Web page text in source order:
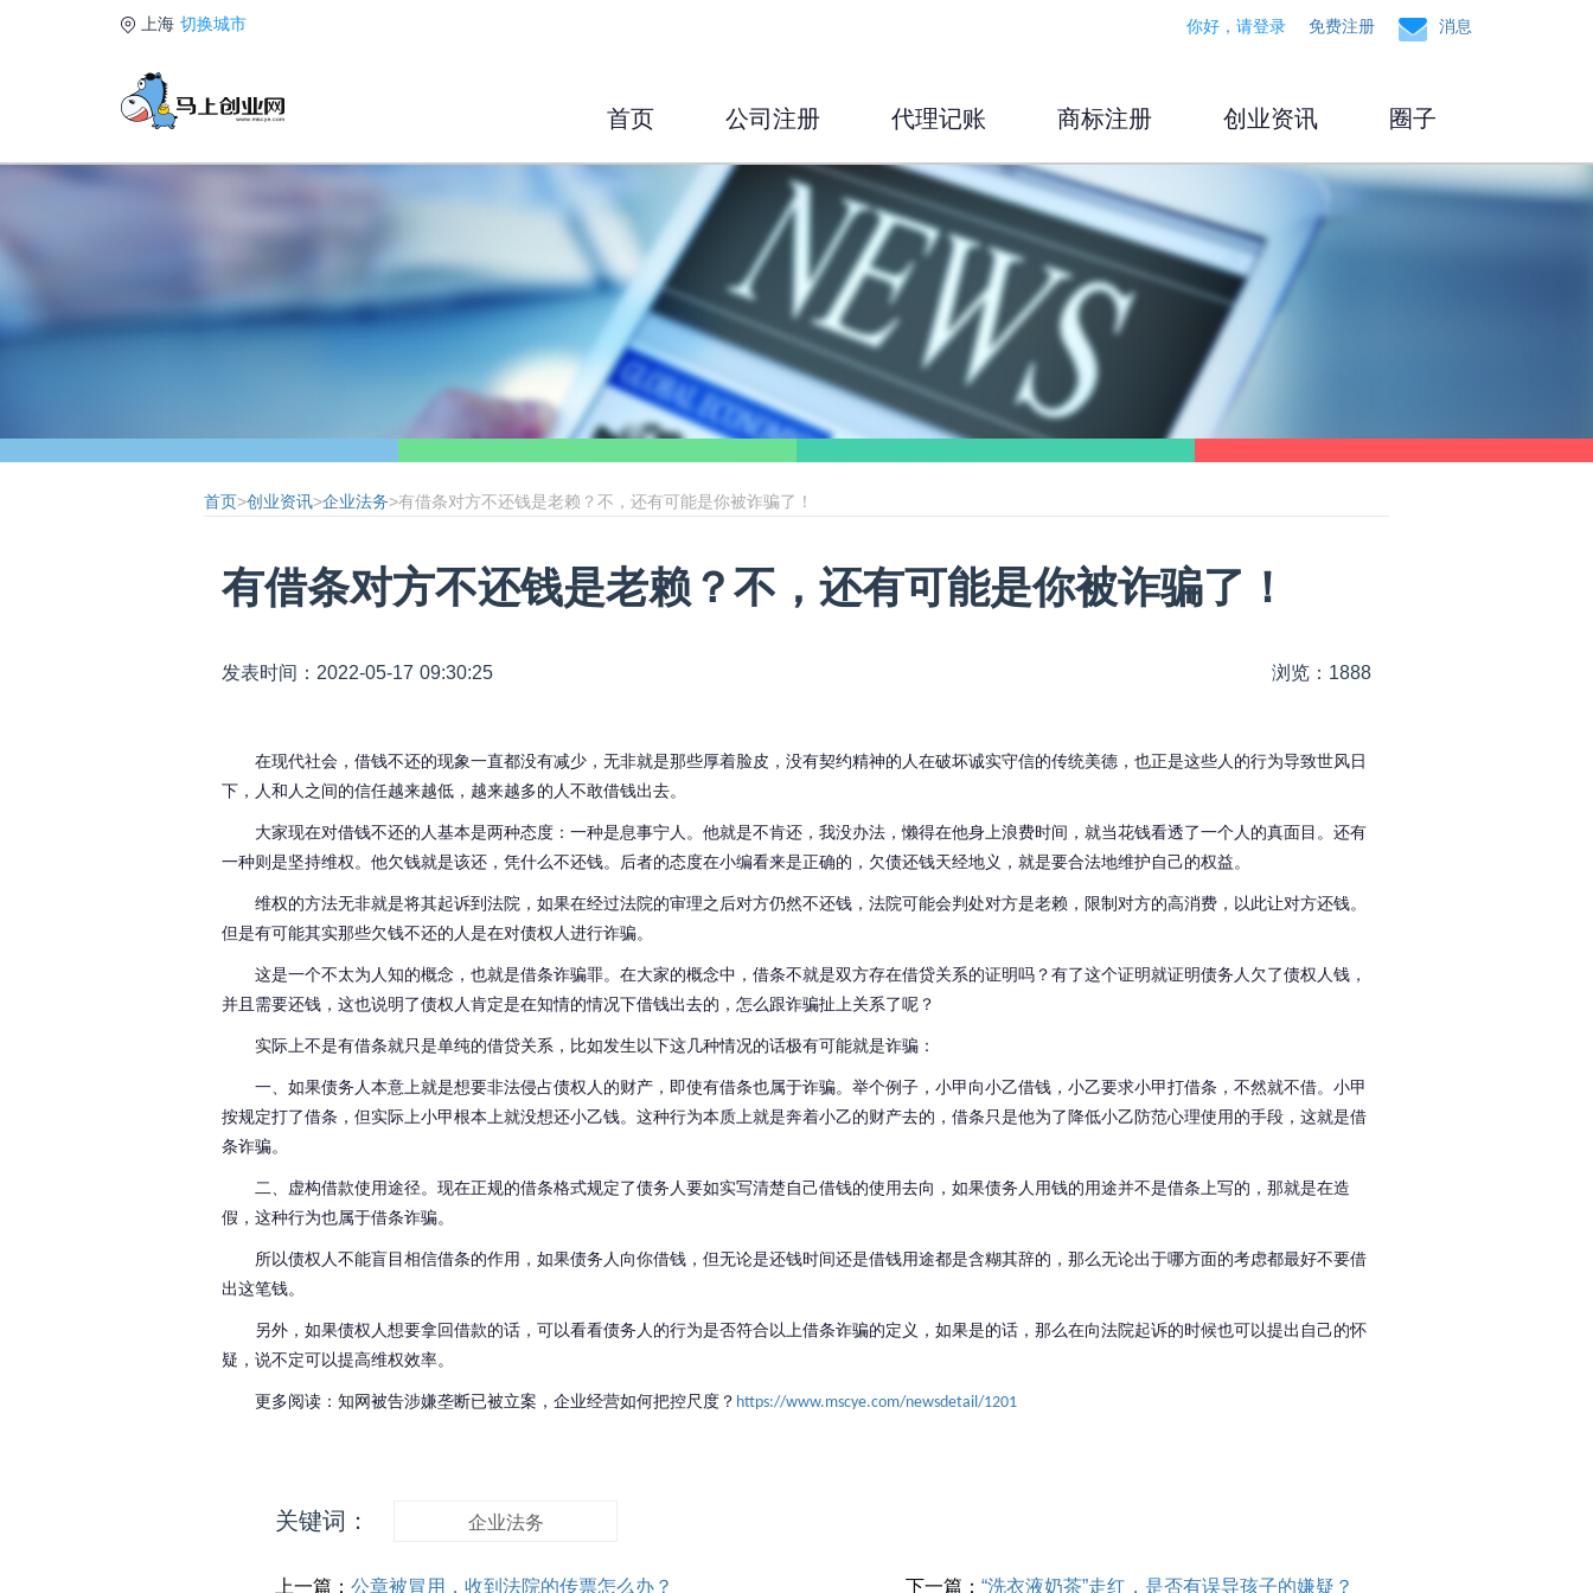
上海 切换城市 你好，请登录 免费注册 消息
首页 公司注册 代理记账 商标注册 创业资讯 圈子
首页>创业资讯>企业法务>有借条对方不还钱是老赖？不，还有可能是你被诈骗了！
有借条对方不还钱是老赖？不，还有可能是你被诈骗了！
发表时间：2022-05-17 09:30:25 浏览：1888
在现代社会，借钱不还的现象一直都没有减少，无非就是那些厚着脸皮，没有契约精神的人在破坏诚实守信的传统美德，也正是这些人的行为导致世风日
下，人和人之间的信任越来越低，越来越多的人不敢借钱出去。
大家现在对借钱不还的人基本是两种态度：一种是息事宁人。他就是不肯还，我没办法，懒得在他身上浪费时间，就当花钱看透了一个人的真面目。还有
一种则是坚持维权。他欠钱就是该还，凭什么不还钱。后者的态度在小编看来是正确的，欠债还钱天经地义，就是要合法地维护自己的权益。
维权的方法无非就是将其起诉到法院，如果在经过法院的审理之后对方仍然不还钱，法院可能会判处对方是老赖，限制对方的高消费，以此让对方还钱。
但是有可能其实那些欠钱不还的人是在对债权人进行诈骗。
这是一个不太为人知的概念，也就是借条诈骗罪。在大家的概念中，借条不就是双方存在借贷关系的证明吗？有了这个证明就证明债务人欠了债权人钱，
并且需要还钱，这也说明了债权人肯定是在知情的情况下借钱出去的，怎么跟诈骗扯上关系了呢？
实际上不是有借条就只是单纯的借贷关系，比如发生以下这几种情况的话极有可能就是诈骗：
一、如果债务人本意上就是想要非法侵占债权人的财产，即使有借条也属于诈骗。举个例子，小甲向小乙借钱，小乙要求小甲打借条，不然就不借。小甲
按规定打了借条，但实际上小甲根本上就没想还小乙钱。这种行为本质上就是奔着小乙的财产去的，借条只是他为了降低小乙防范心理使用的手段，这就是借
条诈骗。
二、虚构借款使用途径。现在正规的借条格式规定了债务人要如实写清楚自己借钱的使用去向，如果债务人用钱的用途并不是借条上写的，那就是在造
假，这种行为也属于借条诈骗。
所以债权人不能盲目相信借条的作用，如果债务人向你借钱，但无论是还钱时间还是借钱用途都是含糊其辞的，那么无论出于哪方面的考虑都最好不要借
出这笔钱。
另外，如果债权人想要拿回借款的话，可以看看债务人的行为是否符合以上借条诈骗的定义，如果是的话，那么在向法院起诉的时候也可以提出自己的怀
疑，说不定可以提高维权效率。
更多阅读：知网被告涉嫌垄断已被立案，企业经营如何把控尺度？ https://www.mscye.com/newsdetail/1201
关键词： 企业法务
上一篇： 公章被冒用，收到法院的传票怎么办？ 下一篇： “洗衣液奶茶”走红，是否有误导孩子的嫌疑？